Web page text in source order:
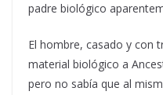
padre biológico
El hombre, casado y con
material biológico a
pero no sabía que al